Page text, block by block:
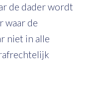
de dader wordt
waar de
niet in alle